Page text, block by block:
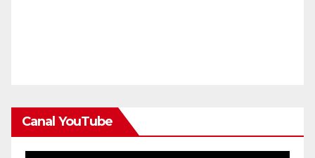
Canal YouTube